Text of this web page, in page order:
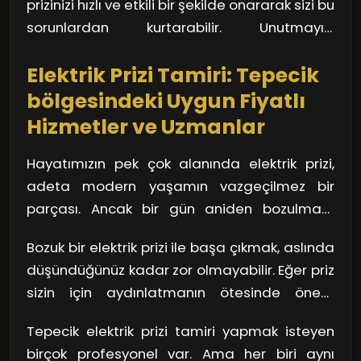
akışı için bir uzmana başvurmak akıllıca bir
bir test cihazı alarak prizden elektrik akışı olup
olmadığını kontrol edebilirsiniz. Ancak eğer
almak her zaman en güvenli yoldur.
prizinizi hızlı ve etkili bir şekilde onararak sizi bu
sorunlardan kurtarabilir. Unutmayın,
Elektrik Prizi Tamiri: Tepecik
bölgesindeki Uygun Fiyatlı
Hizmetler ve Uzmanlar
Hayatımızın pek çok alanında elektrik prizi,
adeta modern yaşamın vazgeçilmez bir
parçası. Ancak bir gün aniden bozulması,
sağlamaması, can sıkıcı bir durum haline
gelebilir. Tepecik gibi büyük bir şehirde, böyle
bir sorunla karşılaştığınızda ne yapmalısınız?
İşte devreye uygun fiyatlı hizmetler ve
uzmanlar giriyor!
Bozuk bir elektrik prizi ile başa çıkmak, aslında
düşündüğünüz kadar zor olmayabilir. Eğer priz
sizin için aydınlatmanın ötesinde önem
elektrik akışında bir kesinti, kesinlikle dikkate
Tepecik elektrik prizi tamiri yapmak isteyen
birçok profesyonel var. Ama her biri aynı